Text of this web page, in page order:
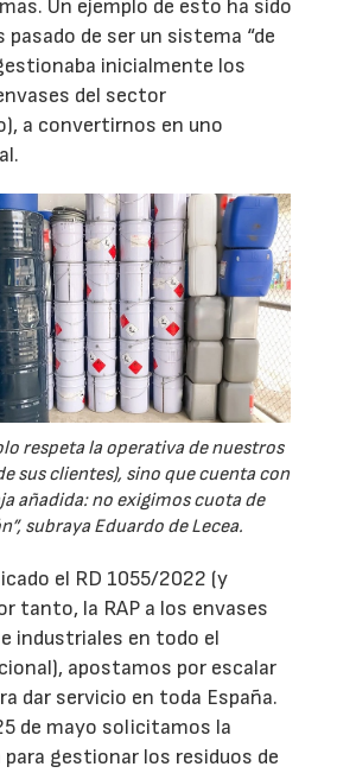
Un ejemplo de esto ha sido
pasado de ser un sistema “de
inicialmente los
del sector
a convertirnos en uno
respeta la operativa de nuestros
sus clientes), sino que cuenta con
añadida: no exigimos cuota de
subraya Eduardo de Lecea.
el RD 1055/2022 (y
tanto, la RAP a los envases
industriales en todo el
apostamos por escalar
dar servicio en toda España.
de mayo solicitamos la
gestionar los residuos de